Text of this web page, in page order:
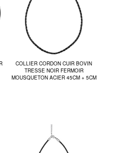
COLLIER CORDON CUIR BOVIN
TRESSE NOIR FERMOIR
MOUSQUETON ACIER 45CM + 5CM